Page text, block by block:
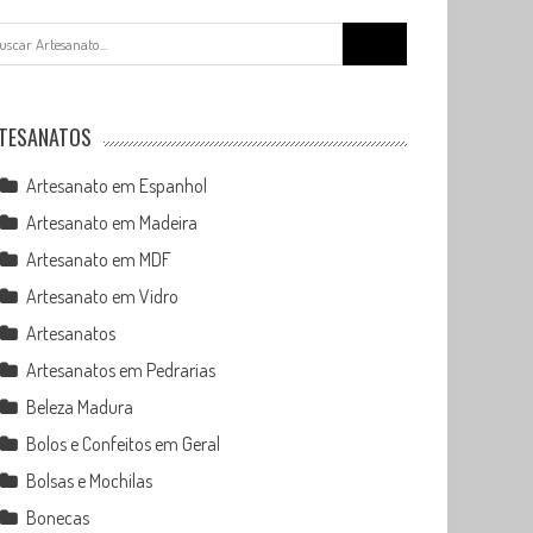
for:
Artesanato em Espanhol
Artesanato em Madeira
Artesanato em MDF
Artesanato em Vidro
Artesanatos
Artesanatos em Pedrarias
Beleza Madura
Bolos e Confeitos em Geral
Bolsas e Mochilas
Bonecas